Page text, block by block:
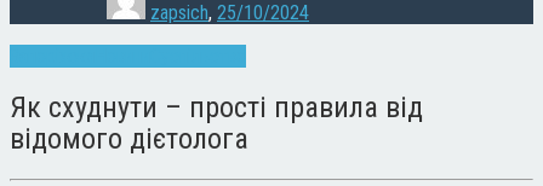
zapsich, 25/10/2024
Як схуднути – прості правила від
відомого дієтолога